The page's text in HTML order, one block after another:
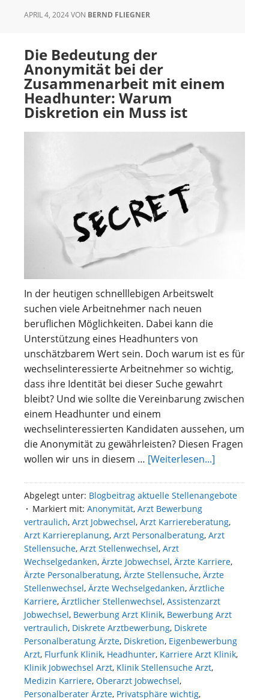
APRIL 4, 2024VON BERND FLIEGNER
Die Bedeutung der
Anonymität bei der
Zusammenarbeit mit einem
Headhunter: Warum
Diskretion ein Muss ist
In der heutigen schnelllebigen Arbeitswelt
suchen viele Arbeitnehmer nach neuen
beruflichen Möglichkeiten. Dabei kann die
Unterstützung eines Headhunters von
unschätzbarem Wert sein. Doch warum ist es für
wechselinteressierte Arbeitnehmer so wichtig,
dass ihre Identität bei dieser Suche gewahrt
bleibt? Und wie sollte die Vereinbarung zwischen
einem Headhunter und einem
wechselinteressierten Kandidaten aussehen, um
die Anonymität zu gewährleisten? Diesen Fragen
wollen wir uns in diesem … [Weiterlesen...]
bei
der
mit
einem
Warum
ein
Muss
Abgelegt unter: Blogbeitrag aktuelle Stellenangebote
Markiert mit: Anonymität, Arzt Bewerbung
vertraulich, Arzt Jobwechsel, Arzt Karriereberatung,
Arzt Karriereplanung, Arzt Personalberatung, Arzt
Stellensuche, Arzt Stellenwechsel, Arzt
Wechselgedanken, Ärzte Jobwechsel, Ärzte Karriere,
Ärzte Personalberatung, Ärzte Stellensuche, Ärzte
Stellenwechsel, Ärzte Wechselgedanken, Ärztliche
Karriere, Ärztlicher Stellenwechsel, Assistenzarzt
Jobwechsel, Bewerbung Arzt Klinik, Bewerbung Arzt
vertraulich, Diskrete Arztbewerbung, Diskrete
Personalberatung Ärzte, Diskretion, Eigenbewerbung
Arzt, Flurfunk Klinik, Headhunter, Karriere Arzt Klinik,
Klinik Jobwechsel Arzt, Klinik Stellensuche Arzt,
Medizin Karriere, Oberarzt Jobwechsel,
Personalberater Ärzte, Privatsphäre wichtig,